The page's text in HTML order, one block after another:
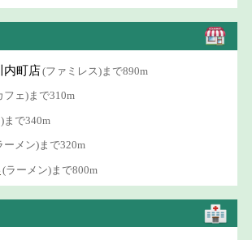
内町店(ファミレス)まで890m
フェ)まで310m
まで340m
ーメン)まで320m
(ラーメン)まで800m